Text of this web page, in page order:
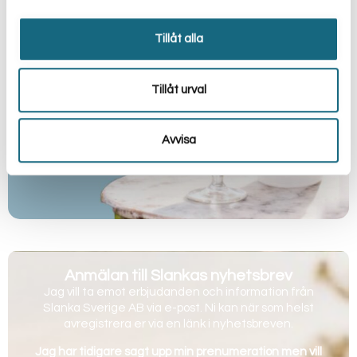
Tillåt alla
Tillåt urval
Avvisa
Anmälan till Slankas nyhetsbrev
Jag vill ta emot erbjudanden och information från
Slanka Sverige AB via e-post. Ni kan när som helst
avregistrera er via en länk i nyhetsbreven.
Jag har tidigare sagt upp min prenumeration men vill